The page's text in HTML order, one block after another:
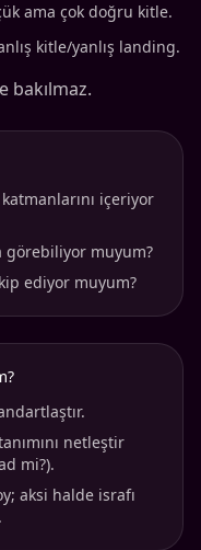
ama çok doğru kitle.
kitle/yanlış landing.
bakılmaz.
içeriyor
görebiliyor muyum?
ediyor muyum?
netleştir
mi?).
aksi halde israfı